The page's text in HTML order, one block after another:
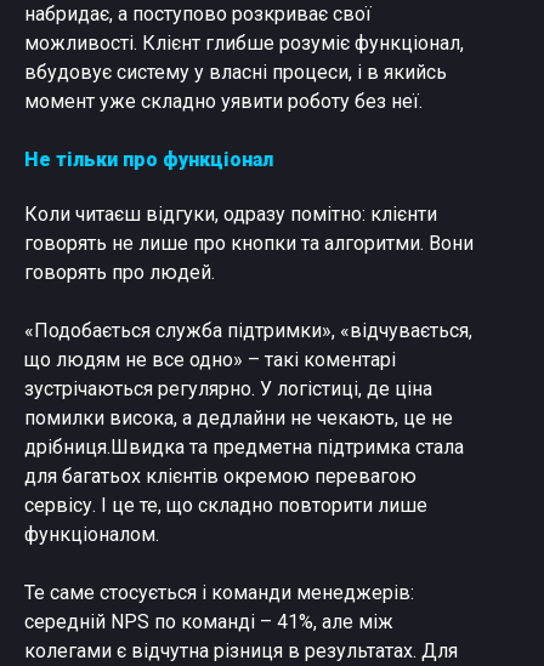
набридає, а поступово розкриває свої
можливості. Клієнт глибше розуміє функціонал,
вбудовує систему у власні процеси, і в якийсь
момент уже складно уявити роботу без неї.
Не тільки про функціонал
Коли читаєш відгуки, одразу помітно: клієнти
говорять не лише про кнопки та алгоритми. Вони
говорять про людей.
«Подобається служба підтримки», «відчувається,
що людям не все одно» – такі коментарі
зустрічаються регулярно. У логістиці, де ціна
помилки висока, а дедлайни не чекають, це не
дрібниця.Швидка та предметна підтримка стала
для багатьох клієнтів окремою перевагою
сервісу. І це те, що складно повторити лише
функціоналом.
Те саме стосується і команди менеджерів:
середній NPS по команді – 41%, але між
колегами є відчутна різниця в результатах. Для